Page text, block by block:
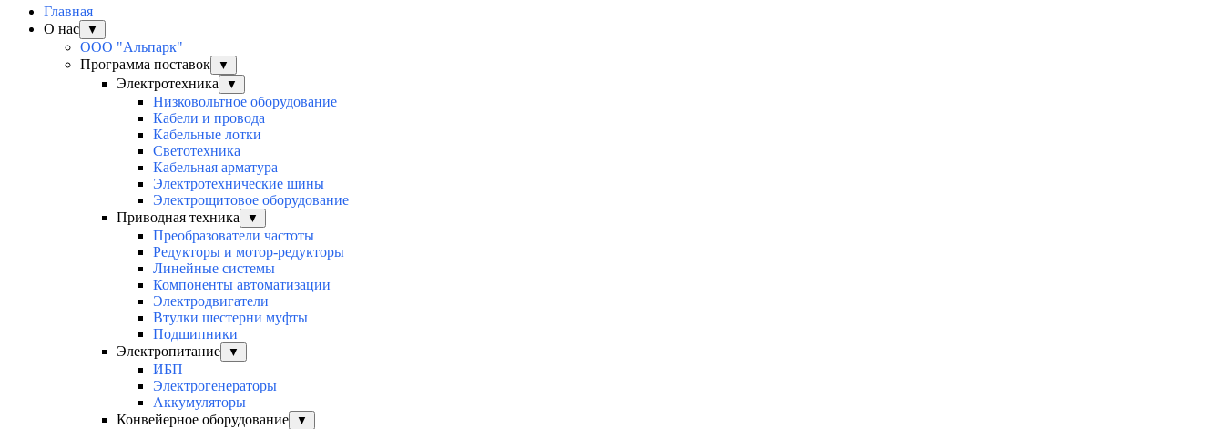
Главная
О нас
▼
ООО "Альпарк"
Программа поставок
▼
Электротехника ▼
Низковольтное оборудование
Кабели и провода
Кабельные лотки
Светотехника
Кабельная арматура
Электротехнические шины
Электрощитовое оборудование
Приводная техника
▼
Преобразователи частоты
Редукторы и мотор-редукторы
Линейные системы
Компоненты автоматизации
Электродвигатели
Втулки шестерни муфты
Подшипники
Электропитание
▼
ИБП
Электрогенераторы
Аккумуляторы
Конвейерное оборудование
▼